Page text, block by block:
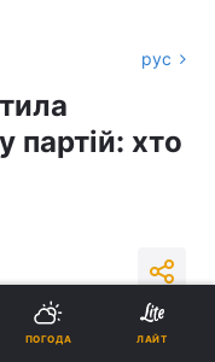
рус
партій: хто
в Google
ПОГОДА ЛАЙТ